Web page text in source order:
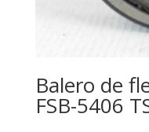
Balero de
FSB-5406